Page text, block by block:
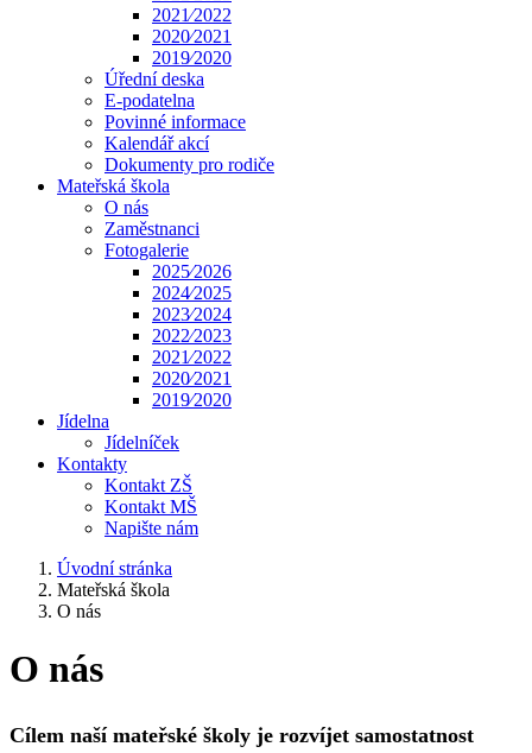
2021⁄2022
2020⁄2021
2019⁄2020
Úřední deska
E-podatelna
Povinné informace
Kalendář akcí
Dokumenty pro rodiče
Mateřská škola
O nás
Zaměstnanci
Fotogalerie
2025⁄2026
2024⁄2025
2023⁄2024
2022⁄2023
2021⁄2022
2020⁄2021
2019⁄2020
Jídelna
Jídelníček
Kontakty
Kontakt ZŠ
Kontakt MŠ
Napište nám
Úvodní stránka
Mateřská škola
O nás
O nás
Cílem naší mateřské školy je rozvíjet samostatnost